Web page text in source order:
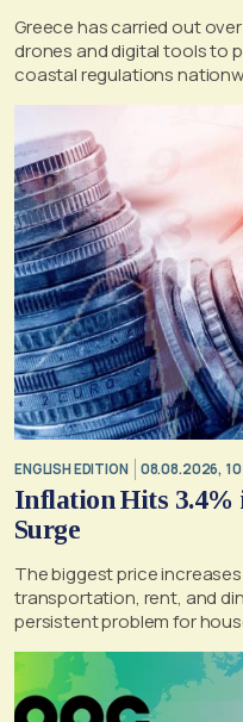
Greece has carried out
drones and digital tools to
coastal regulations
ENGLISH EDITION 08.08.2026,
Inflation Hits 3.4%
Surge
The biggest price
transportation, rent, and
persistent problem for